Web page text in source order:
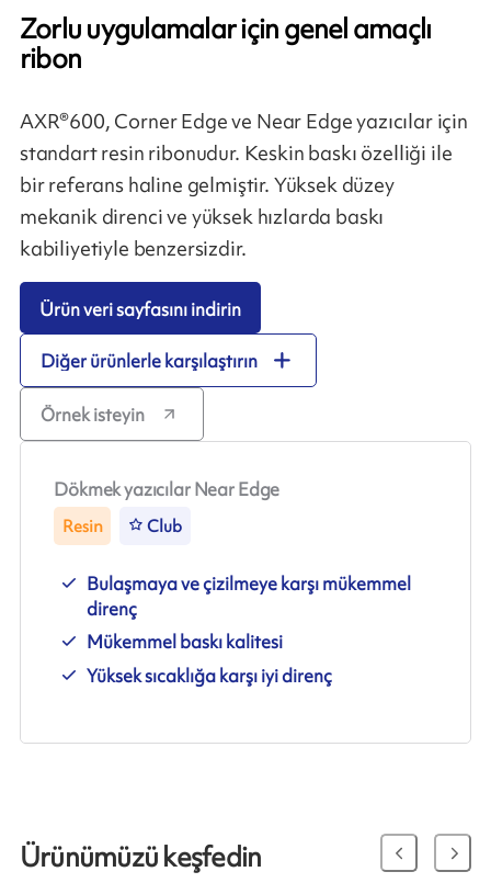
Zorlu uygulamalar için genel amaçlı
ribon
AXR®600, Corner Edge ve Near Edge yazıcılar için
standart resin ribonudur. Keskin baskı özelliği ile
bir referans haline gelmiştir. Yüksek düzey
mekanik direnci ve yüksek hızlarda baskı
kabiliyetiyle benzersizdir.
Ürün veri sayfasını indirin
Diğer ürünlerle karşılaştırın
Örnek isteyin
Dökmek yazıcılar Near Edge
Resin Club
Bulaşmaya ve çizilmeye karşı mükemmel
direnç
Mükemmel baskı kalitesi
Yüksek sıcaklığa karşı iyi direnç
Ürünümüzü keşfedin